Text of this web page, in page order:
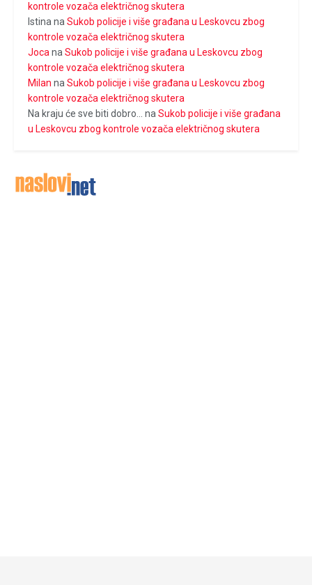
kontrole vozača električnog skutera
IstinanaSukob policije i više građana u Leskovcu zbog
kontrole vozača električnog skutera
JocanaSukob policije i više građana u Leskovcu zbog
kontrole vozača električnog skutera
Milan naSukob policije i više građana u Leskovcu zbog
kontrole vozača električnog skutera
Na kraju će sve biti dobro... naSukob policije i više građana
u Leskovcu zbog kontrole vozača električnog skutera